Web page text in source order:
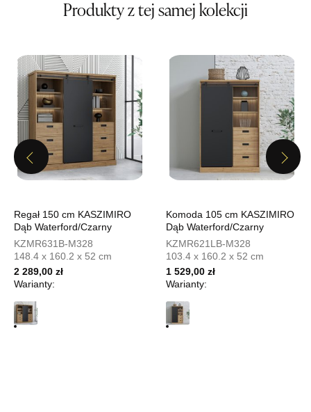
Wybierz
SALON MEBLOWY MEBLOSTYL
Salon meblowy
UL.PIONIERÓW 44
66-600 KROSNO ODRZAŃSKIE
Nr tel. 508100164
Adres e-mail:
meblostyl01@op.pl
Godziny otwarcia
Pn-Pt: 09:00-17:00, Sb: 09:00-14:00
Wybierz
SALON MEBLOWY ORION
Salon meblowy
UL.KILIŃSZCZAKÓW 43
78-600 WAŁCZ
Produkty z tej samej kolekcji
Previous
Regał 150 cm KASZIMIRO
Dąb Waterford/Czarny
KZMR631B-M328
148.4 x 160.2 x 52 cm
2 289,00 zł
Warianty:
Komoda 105 cm KASZIMIRO
Dąb Waterford/Czarny
KZMR621LB-M328
103.4 x 160.2 x 52 cm
1 529,00 zł
Warianty:
Next